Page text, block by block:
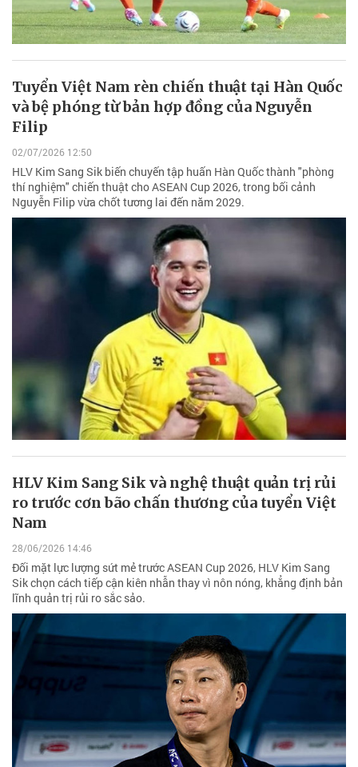
Tuyển Việt Nam rèn chiến thuật tại Hàn Quốc
và bệ phóng từ bản hợp đồng của Nguyễn
Filip
02/07/2026 12:50
HLV Kim Sang Sik biến chuyến tập huấn Hàn Quốc thành "phòng
thí nghiệm" chiến thuật cho ASEAN Cup 2026, trong bối cảnh
Nguyễn Filip vừa chốt tương lai đến năm 2029.
HLV Kim Sang Sik và nghệ thuật quản trị rủi
ro trước cơn bão chấn thương của tuyển Việt
Nam
28/06/2026 14:46
Đối mặt lực lượng sứt mẻ trước ASEAN Cup 2026, HLV Kim Sang
Sik chọn cách tiếp cận kiên nhẫn thay vì nôn nóng, khẳng định bản
lĩnh quản trị rủi ro sắc sảo.